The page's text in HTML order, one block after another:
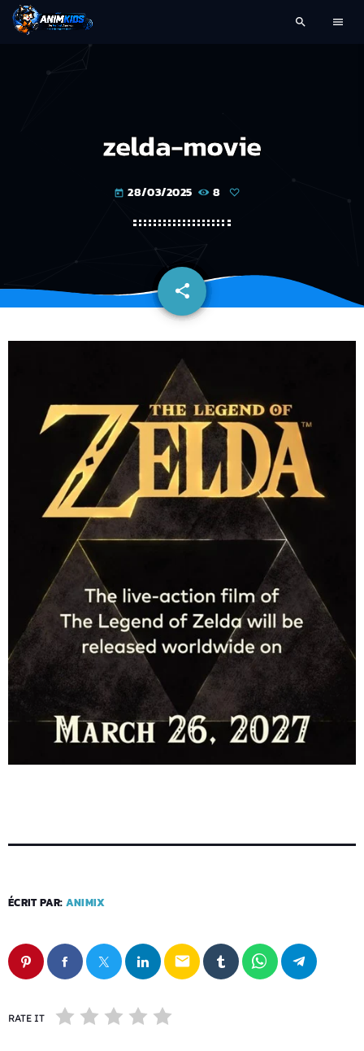
search menu
zelda-movie
today 28/03/2025 8
share
email
ÉCRIT PAR: ANIMIX
email
RATE IT